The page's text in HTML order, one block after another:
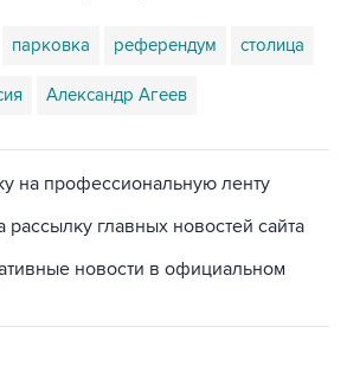
парковка референдум столица
Александр Агеев
на профессиональную ленту
рассылку главных новостей сайта
новости в официальном